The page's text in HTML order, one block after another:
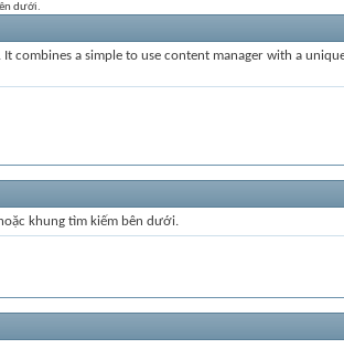
dưới.
a simple to use content manager with a
khung tìm kiếm bên dưới.